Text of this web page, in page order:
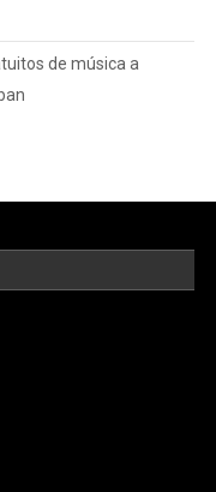
de música a